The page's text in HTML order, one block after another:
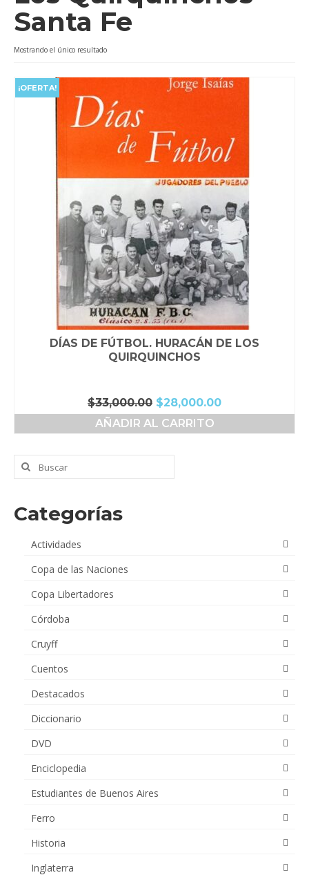
Videos
Tienda
Santa Fe
Mostrando el único resultado
¡OFERTA!
DÍAS DE FÚTBOL. HURACÁN DE LOS
QUIRQUINCHOS
$33,000.00 El
precio
original
$33,000.00.
$28,000.00El
precio
AÑADIR AL CARRITO
Buscar
por:
Categorías
Actividades
Copa de las Naciones
Copa Libertadores
Córdoba
Cruyff
Cuentos
Destacados
Diccionario
DVD
Enciclopedia
Estudiantes de Buenos Aires
Ferro
Historia
Inglaterra